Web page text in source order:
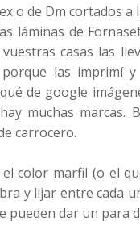
o de Dm cortados a
láminas de
casas las
las imprimí
de google
muchas marcas.
carrocero.
color marfil (o el
y lijar entre cada
pueden dar un para